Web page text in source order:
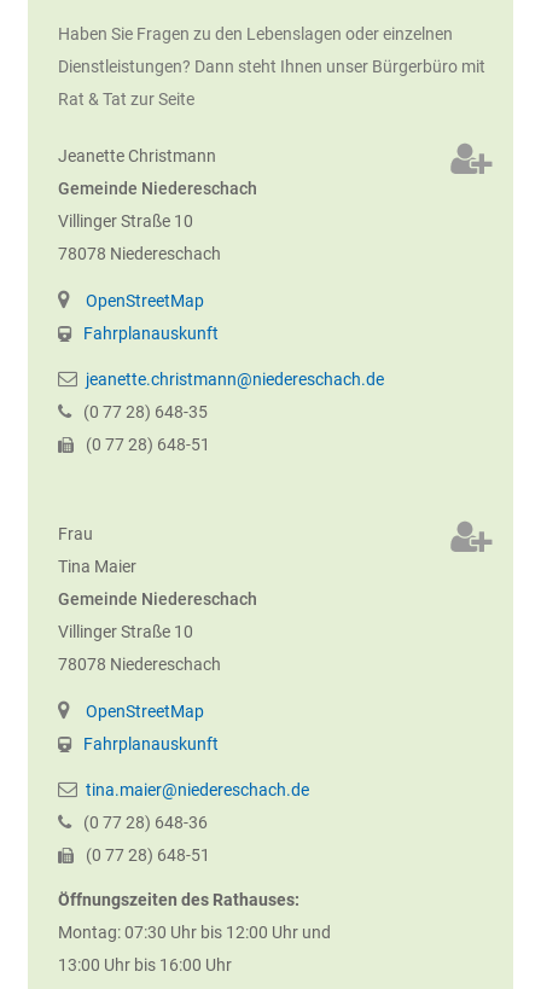
Haben Sie Fragen zu den Lebenslagen oder einzelnen
Dienstleistungen? Dann steht Ihnen unser Bürgerbüro mit
Rat & Tat zur Seite
JeanetteChristmann
Gemeinde Niedereschach
Villinger Straße 10
78078 Niedereschach
OpenStreetMap
Fahrplanauskunft
jeanette.christmann@niedereschach.de
(0 7728) 648-35
(0 7728) 648-51
Frau
Tina Maier
Gemeinde Niedereschach
Villinger Straße 10
78078 Niedereschach
OpenStreetMap
Fahrplanauskunft
tina.maier@niedereschach.de
(0 7728) 648-36
(0 7728) 648-51
Öffnungszeiten des Rathauses:
Montag: 07:30 Uhr bis 12:00 Uhr und
13:00 Uhr bis 16:00 Uhr